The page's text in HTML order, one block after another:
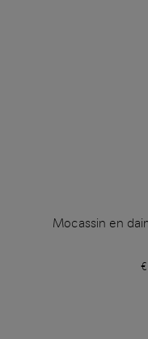
Mocassin en